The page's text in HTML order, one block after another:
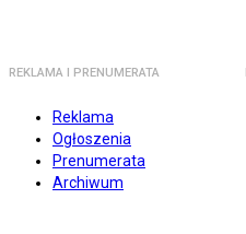
REKLAMA I PRENUMERATA
Reklama
Ogłoszenia
Prenumerata
Archiwum